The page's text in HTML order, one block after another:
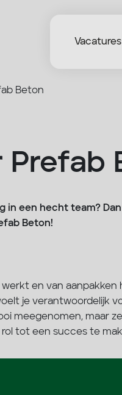
Vacatures
Beton
in een hecht team?
Beton!
en van
je verantwoordelijk
meegenomen, maar
tot een succes te